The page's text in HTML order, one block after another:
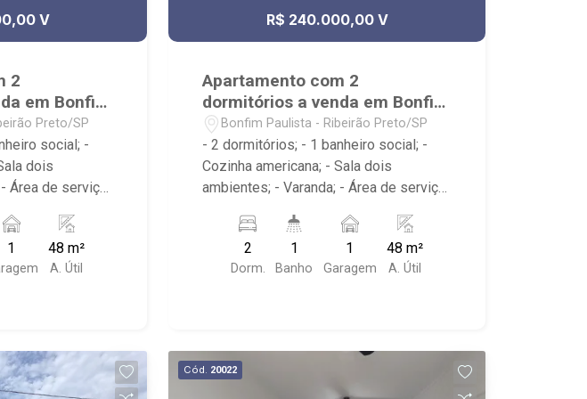
V
2
em Bonfim
Preto/SP
social; -
de Festas; -
Bola na
Batex,
1 48 m²
A. Útil
R$ 240.000,00 V
Apartamento com 2
dormitórios a venda em Bonfim
Paulista
Bonfim Paulista - Ribeirão Preto/SP
- 2 dormitórios; - 1 banheiro social; -
Cozinha americana; - Sala dois
ambientes; - Varanda; - Área de serviço;
Campo de Futebol e Salão de Festas; -
Próximo à DaniBe FullStore, Bola na
Grama Bonfim, Baterias Batex,
2
Dorm.
1
Banho
1
Garagem
48 m²
A. Útil
Cód. 20022